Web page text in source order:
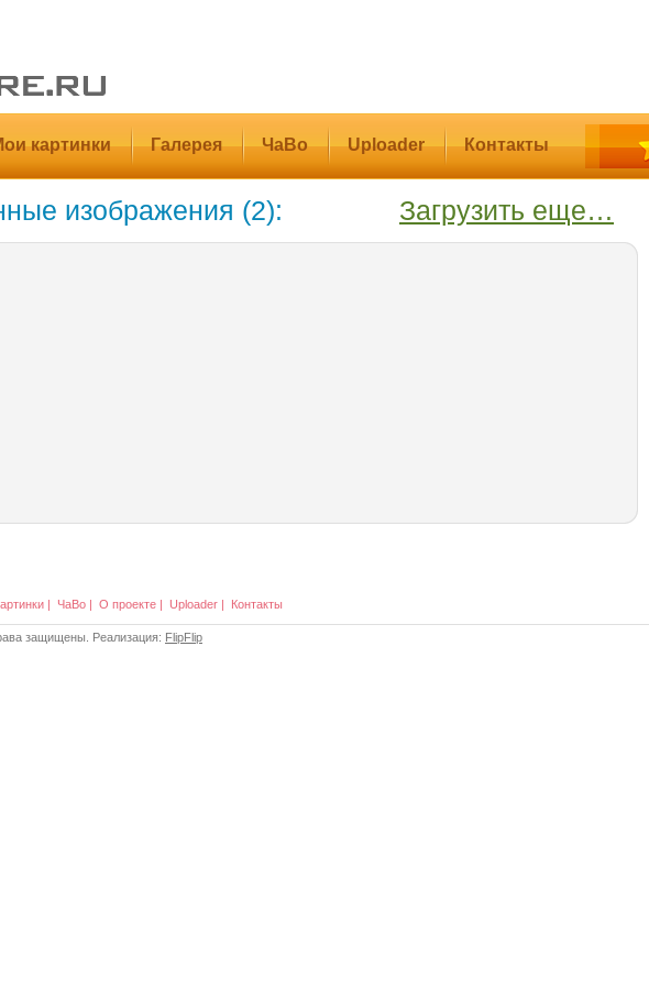
картинки Галерея ЧаВо Uploader Контакты
Загрузить еще…
изображения (2):
| ЧаВо | О проекте | Uploader | Контакты
защищены. Реализация: FlipFlip